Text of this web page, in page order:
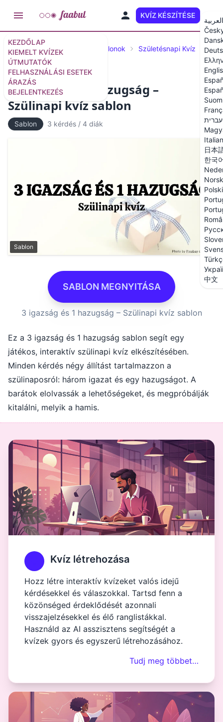
KEZDŐLAP
KIEMELT KVÍZEK
ÚTMUTATÓK
FELHASZNÁLÁSI ESETEK
ÁRAZÁS
BEJELENTKEZÉS
KVÍZ KÉSZÍTÉSE
العربية
עברית
日本
한국
Norsk
Polski
中文
Kiválasztott kvízek Kvízsablonok Születésnapi Kvíz
3 igazság és 1 hazugság –
Szülinapi kvíz sablon
Sablon 3 kérdés / 4 diák
Sablon
SABLON MEGNYITÁSA
3 igazság és 1 hazugság – Szülinapi kvíz sablon
Ez a 3 igazság és 1 hazugság sablon segít egy
játékos, interaktív szülinapi kvíz elkészítésében.
Minden kérdés négy állítást tartalmazzon a
szülinaposról: három igazat és egy hazugságot. A
barátok elolvassák a lehetőségeket, és megpróbálják
kitalálni, melyik a hamis.
Kvíz létrehozása
Hozz létre interaktív kvízeket valós idejű
kérdésekkel és válaszokkal. Tartsd fenn a
közönséged érdeklődését azonnali
visszajelzésekkel és élő ranglistákkal.
Használd az AI asszisztens segítségét a
kvízek gyors és egyszerű létrehozásához.
Tudj meg többet…